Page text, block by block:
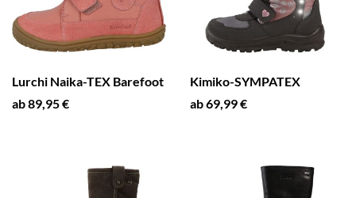
Lurchi Naika-TEX Barefoot
ab 89,95 €
Kimiko-SYMPATEX
ab 69,99 €